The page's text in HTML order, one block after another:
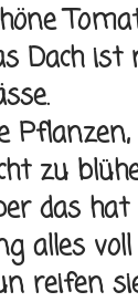
Dach
Pflanzen,
zu
das hat
alles
reifen